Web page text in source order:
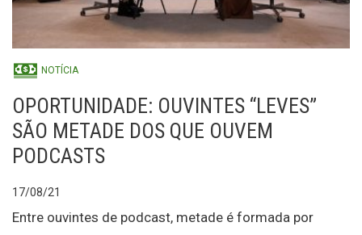
NOTÍCIA
OPORTUNIDADE: OUVINTES “LEVES”
SÃO METADE DOS QUE OUVEM
PODCASTS
17/08/21
Entre ouvintes de podcast, metade é formada por